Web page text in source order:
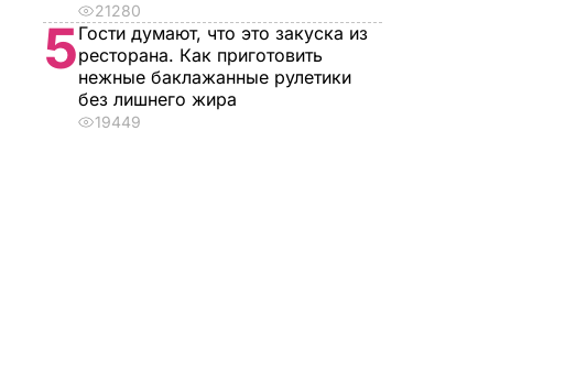
21280
5Гости думают, что это закуска из
ресторана. Как приготовить
нежные баклажанные рулетики
без лишнего жира
19449